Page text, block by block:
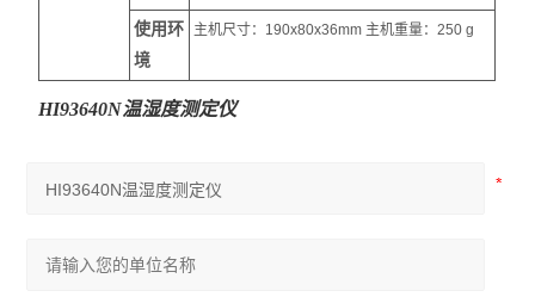
使用环
境
主机尺寸：190x80x36mm 主机重量：250 g
HI93640N温湿度测定仪